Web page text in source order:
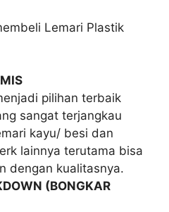
Lemari Plastik
pilihan terbaik
sangat terjangkau
kayu/ besi dan
lainnya terutama bisa
dengan kualitasnya.
(BONGKAR